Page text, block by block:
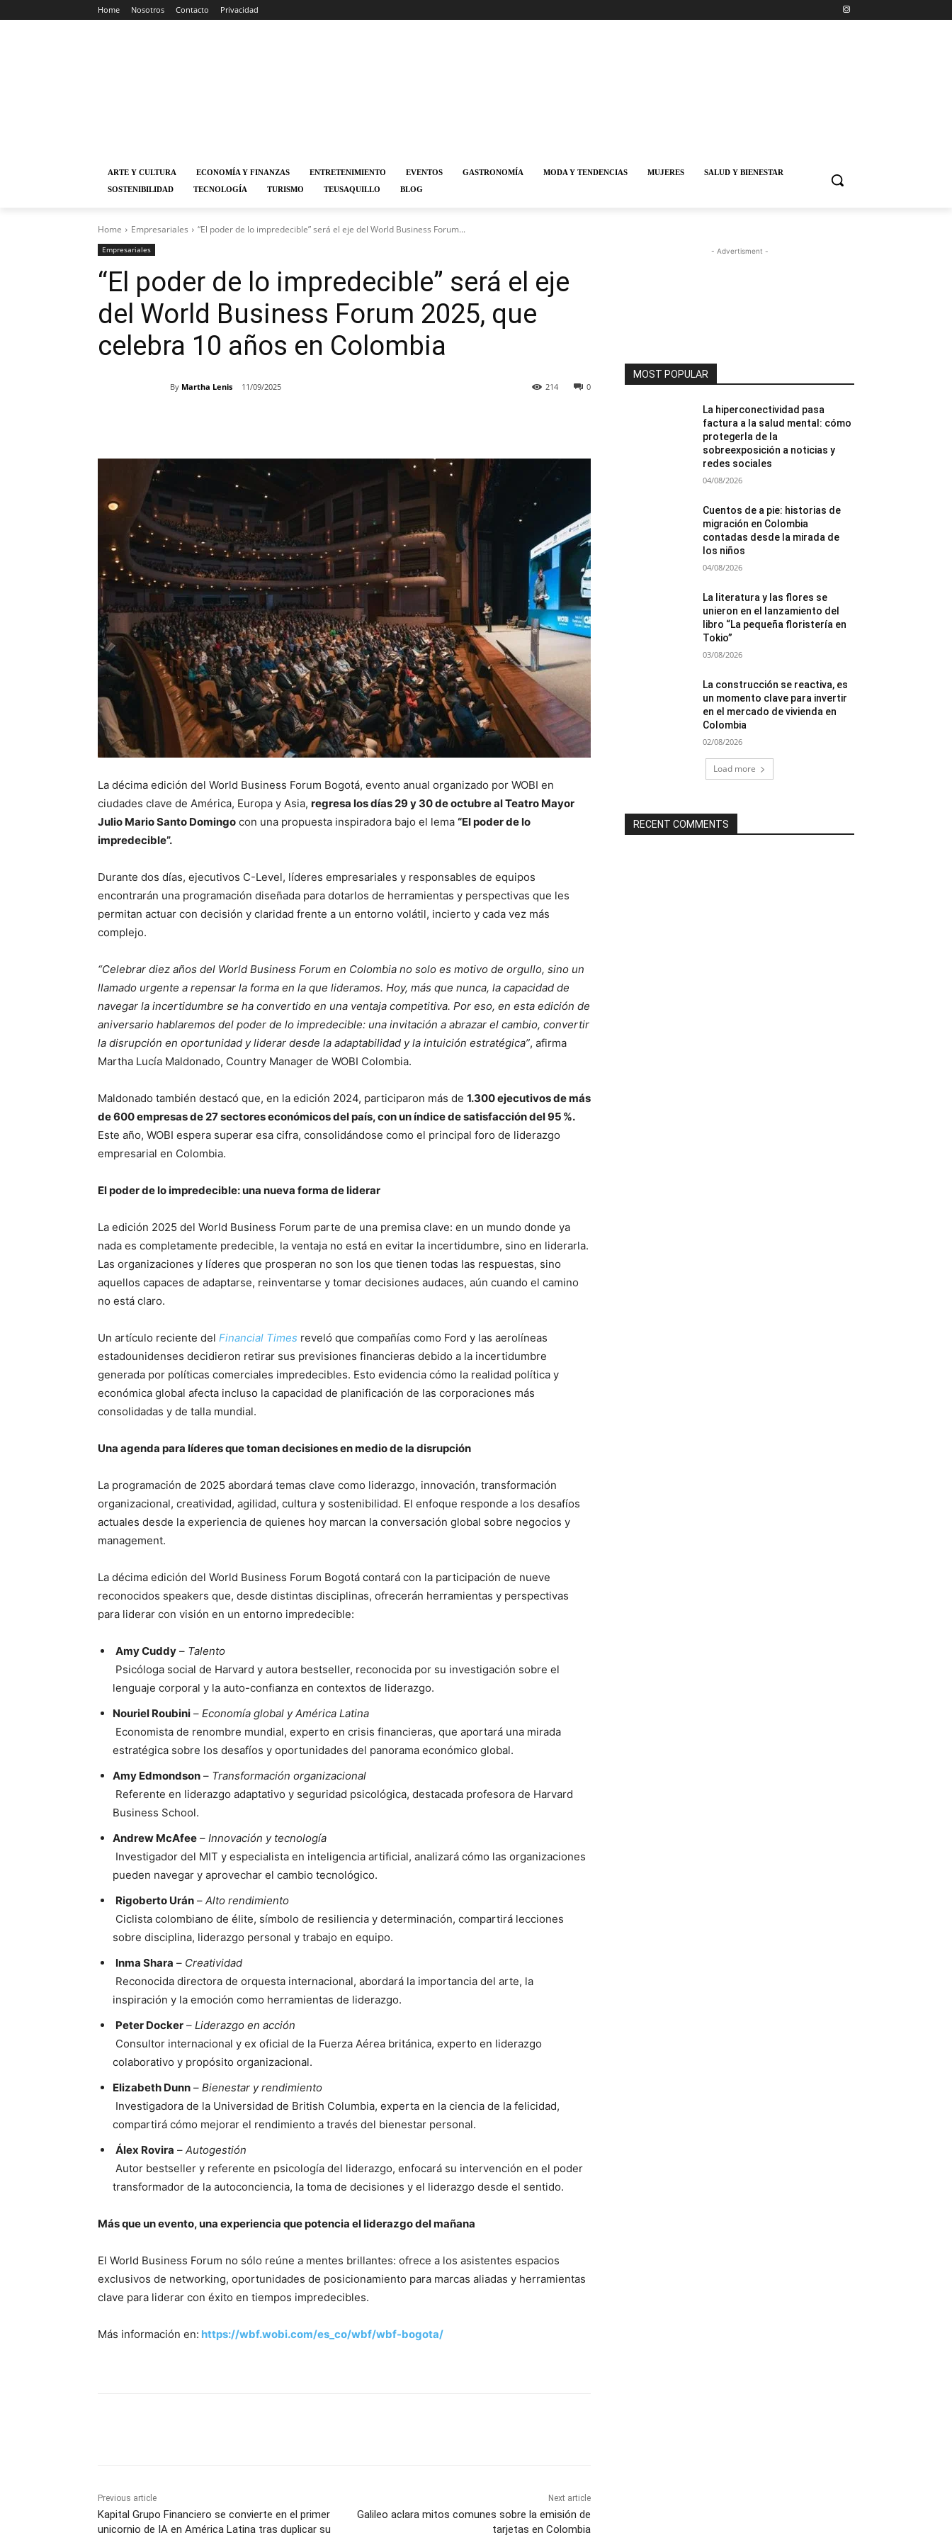
Home Nosotros Contacto Privacidad
ARTE Y CULTURA ECONOMÍA Y FINANZAS ENTRETENIMIENTO EVENTOS GASTRONOMÍA MODA Y TENDENCIAS MUJERES
SALUD Y BIENESTAR
SOSTENIBILIDAD
TECNOLOGÍA TURISMO TEUSAQUILLO BLOG
Home Empresariales “El poder de lo impredecible” será el eje del World Business Forum...
Empresariales
“El poder de lo impredecible” será el eje
del World Business Forum 2025, que
celebra 10 años en Colombia
By Martha Lenis 11/09/2025 0
214
La décima edición del World Business Forum Bogotá, evento anual organizado por WOBI en
ciudades clave de América, Europa y Asia, regresa los días 29 y 30 de octubre al Teatro Mayor
Julio Mario Santo Domingo con una propuesta inspiradora bajo el lema “El poder de lo
impredecible”.
Durante dos días, ejecutivos C-Level, líderes empresariales y responsables de equipos
encontrarán una programación diseñada para dotarlos de herramientas y perspectivas que les
permitan actuar con decisión y claridad frente a un entorno volátil, incierto y cada vez más
complejo.
“Celebrar diez años del World Business Forum en Colombia no solo es motivo de orgullo, sino un
llamado urgente a repensar la forma en la que lideramos. Hoy, más que nunca, la capacidad de
navegar la incertidumbre se ha convertido en una ventaja competitiva. Por eso, en esta edición de
aniversario hablaremos del poder de lo impredecible: una invitación a abrazar el cambio, convertir
la disrupción en oportunidad y liderar desde la adaptabilidad y la intuición estratégica”, afirma
Martha Lucía Maldonado, Country Manager de WOBI Colombia.
Maldonado también destacó que, en la edición 2024, participaron más de 1.300 ejecutivos de más
de 600 empresas de 27 sectores económicos del país, con un índice de satisfacción del 95 %.
Este año, WOBI espera superar esa cifra, consolidándose como el principal foro de liderazgo
empresarial en Colombia.
El poder de lo impredecible: una nueva forma de liderar
La edición 2025 del World Business Forum parte de una premisa clave: en un mundo donde ya
nada es completamente predecible, la ventaja no está en evitar la incertidumbre, sino en liderarla.
Las organizaciones y líderes que prosperan no son los que tienen todas las respuestas, sino
aquellos capaces de adaptarse, reinventarse y tomar decisiones audaces, aún cuando el camino
no está claro.
Un artículo reciente del Financial Times reveló que compañías como Ford y las aerolíneas
estadounidenses decidieron retirar sus previsiones financieras debido a la incertidumbre
generada por políticas comerciales impredecibles. Esto evidencia cómo la realidad política y
económica global afecta incluso la capacidad de planificación de las corporaciones más
consolidadas y de talla mundial.
Una agenda para líderes que toman decisiones en medio de la disrupción
La programación de 2025 abordará temas clave como liderazgo, innovación, transformación
organizacional, creatividad, agilidad, cultura y sostenibilidad. El enfoque responde a los desafíos
actuales desde la experiencia de quienes hoy marcan la conversación global sobre negocios y
management.
La décima edición del World Business Forum Bogotá contará con la participación de nueve
reconocidos speakers que, desde distintas disciplinas, ofrecerán herramientas y perspectivas
para liderar con visión en un entorno impredecible:
Amy Cuddy – Talento
Psicóloga social de Harvard y autora bestseller, reconocida por su investigación sobre el
lenguaje corporal y la auto-confianza en contextos de liderazgo.
Nouriel Roubini – Economía global y América Latina
Economista de renombre mundial, experto en crisis financieras, que aportará una mirada
estratégica sobre los desafíos y oportunidades del panorama económico global.
Amy Edmondson – Transformación organizacional
Referente en liderazgo adaptativo y seguridad psicológica, destacada profesora de Harvard
Business School.
Andrew McAfee – Innovación y tecnología
Investigador del MIT y especialista en inteligencia artificial, analizará cómo las organizaciones
pueden navegar y aprovechar el cambio tecnológico.
Rigoberto Urán – Alto rendimiento
Ciclista colombiano de élite, símbolo de resiliencia y determinación, compartirá lecciones
sobre disciplina, liderazgo personal y trabajo en equipo.
Inma Shara – Creatividad
Reconocida directora de orquesta internacional, abordará la importancia del arte, la
inspiración y la emoción como herramientas de liderazgo.
Peter Docker – Liderazgo en acción
Consultor internacional y ex oficial de la Fuerza Aérea británica, experto en liderazgo
colaborativo y propósito organizacional.
Elizabeth Dunn – Bienestar y rendimiento
Investigadora de la Universidad de British Columbia, experta en la ciencia de la felicidad,
compartirá cómo mejorar el rendimiento a través del bienestar personal.
Álex Rovira – Autogestión
Autor bestseller y referente en psicología del liderazgo, enfocará su intervención en el poder
transformador de la autoconciencia, la toma de decisiones y el liderazgo desde el sentido.
Más que un evento, una experiencia que potencia el liderazgo del mañana
El World Business Forum no sólo reúne a mentes brillantes: ofrece a los asistentes espacios
exclusivos de networking, oportunidades de posicionamiento para marcas aliadas y herramientas
clave para liderar con éxito en tiempos impredecibles.
Más información en: https://wbf.wobi.com/es_co/wbf/wbf-bogota/
Previous article
Kapital Grupo Financiero se convierte en el primer
unicornio de IA en América Latina tras duplicar su
Next article
Galileo aclara mitos comunes sobre la emisión de
tarjetas en Colombia
- Advertisment -
MOST POPULAR
La hiperconectividad pasa
factura a la salud mental: cómo
protegerla de la
sobreexposición a noticias y
redes sociales
04/08/2026
Cuentos de a pie: historias de
migración en Colombia
contadas desde la mirada de
los niños
04/08/2026
La literatura y las flores se
unieron en el lanzamiento del
libro “La pequeña floristería en
Tokio”
03/08/2026
La construcción se reactiva, es
un momento clave para invertir
en el mercado de vivienda en
Colombia
02/08/2026
Load more
RECENT COMMENTS